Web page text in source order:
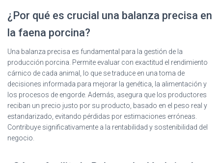
¿Por qué es crucial una balanza precisa en
la faena porcina?
Una balanza precisa es fundamental para la gestión de la
producción porcina. Permite evaluar con exactitud el rendimiento
cárnico de cada animal, lo que se traduce en una toma de
decisiones informada para mejorar la genética, la alimentación y
los procesos de engorde. Además, asegura que los productores
reciban un precio justo por su producto, basado en el peso real y
estandarizado, evitando pérdidas por estimaciones erróneas.
Contribuye significativamente a la rentabilidad y sostenibilidad del
negocio.